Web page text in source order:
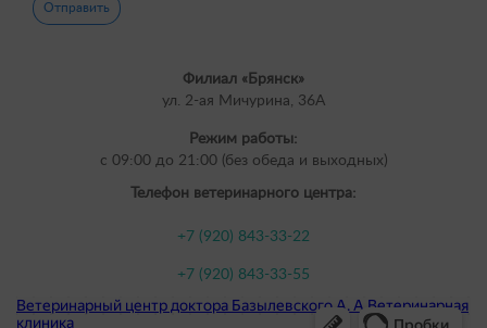
Филиал «Брянск»
ул. 2-ая Мичурина, 36А
Режим работы:
с 09:00 до 21:00 (без обеда и выходных)
Телефон ветеринарного центра:
+7 (920) 843-33-22
+7 (920) 843-33-55